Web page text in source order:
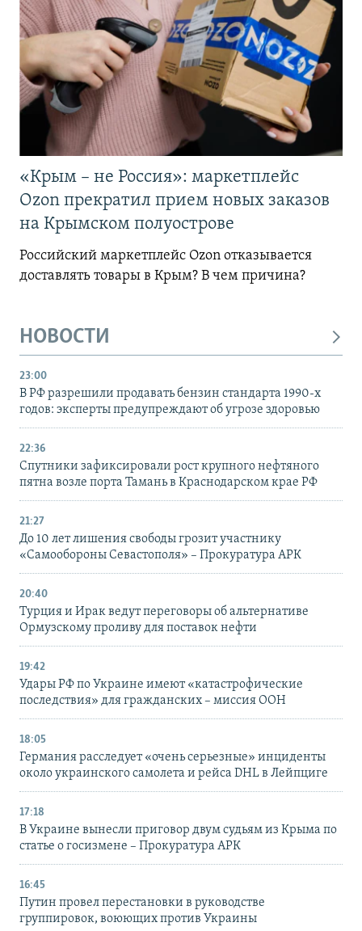
«Крым – не Россия»: маркетплейс
Ozon прекратил прием новых заказов
на Крымском полуострове
Российский маркетплейс Ozon отказывается
доставлять товары в Крым? В чем причина?
НОВОСТИ
23:00
В РФ разрешили продавать бензин стандарта 1990-х
годов: эксперты предупреждают об угрозе здоровью
22:36
Спутники зафиксировали рост крупного нефтяного
пятна возле порта Тамань в Краснодарском крае РФ
21:27
До 10 лет лишения свободы грозит участнику
«Самообороны Севастополя» – Прокуратура АРК
20:40
Турция и Ирак ведут переговоры об альтернативе
Ормузскому проливу для поставок нефти
19:42
Удары РФ по Украине имеют «катастрофические
последствия» для гражданских – миссия ООН
18:05
Германия расследует «очень серьезные» инциденты
около украинского самолета и рейса DHL в Лейпциге
17:18
В Украине вынесли приговор двум судьям из Крыма по
статье о госизмене – Прокуратура АРК
16:45
Путин провел перестановки в руководстве
группировок, воюющих против Украины